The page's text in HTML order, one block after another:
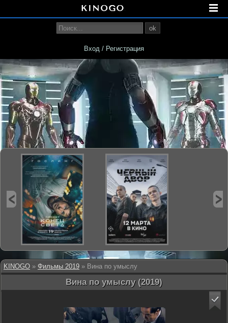
KINOGO » Фильмы 2019 » Вина по умыслу
Вина по умыслу (2019)
ok
Вход / Регистрация